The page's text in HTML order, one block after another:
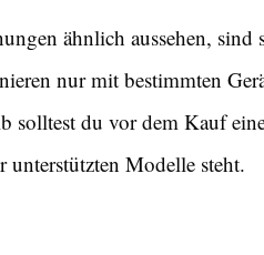
ähnlich aussehen, sind
nur mit bestimmten
solltest du vor dem Kauf
unterstützten Modelle steht.